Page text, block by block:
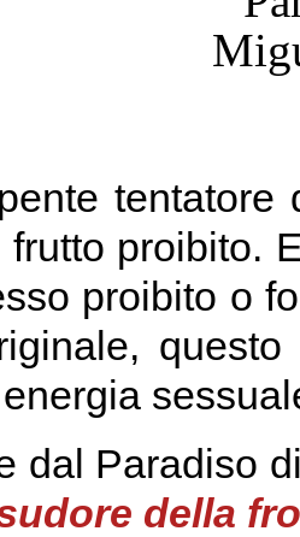
proibito.
proibito o
dal Paradiso
della